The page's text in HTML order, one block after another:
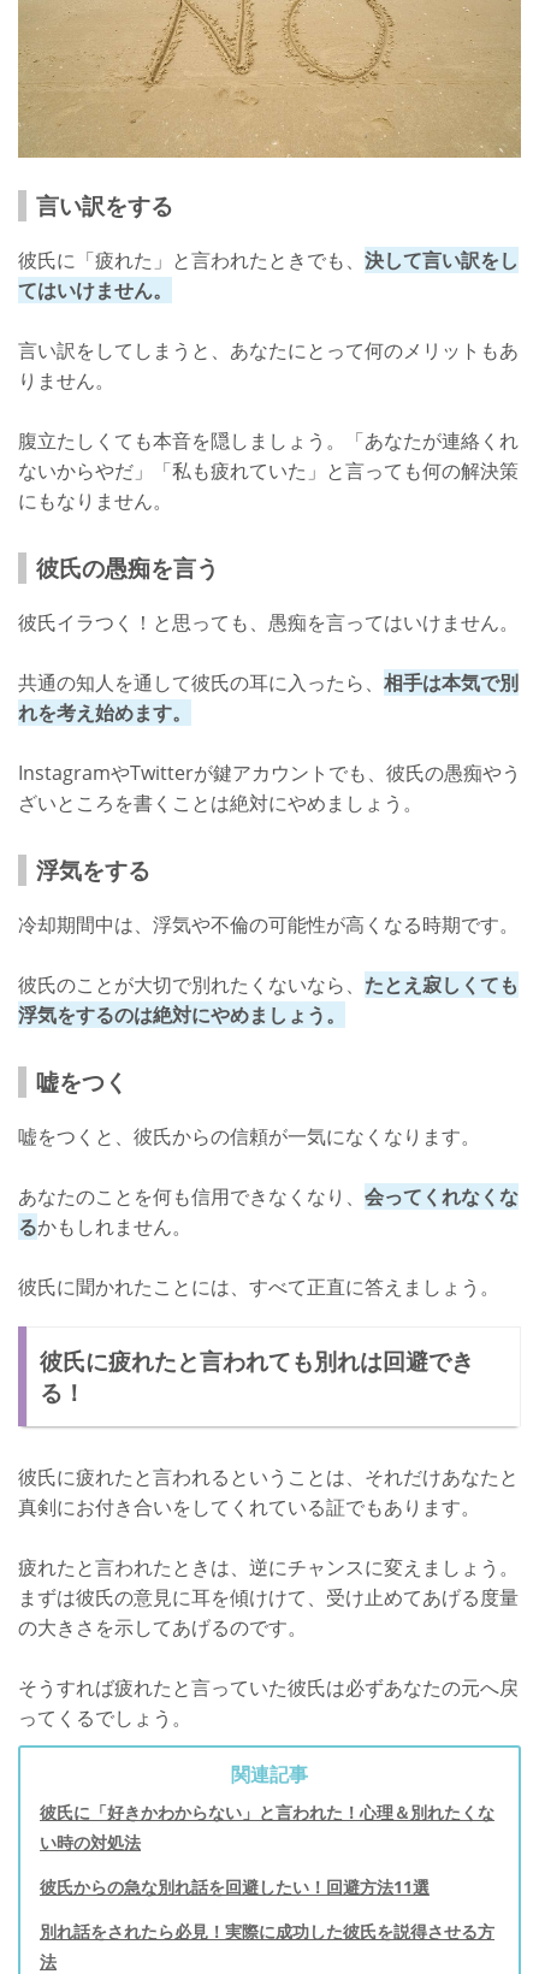
言い訳をする
彼氏に「疲れた」と言われたときでも、 決して言い訳をし
てはいけません。
言い訳をしてしまうと、あなたにとって何のメリットもあ
りません。
腹立たしくても本音を隠しましょう。「あなたが連絡くれ
ないからやだ」「私も疲れていた」と言っても何の解決策
にもなりません。
彼氏の愚痴を言う
彼氏イラつく！と思っても、愚痴を言ってはいけません。
共通の知人を通して彼氏の耳に入ったら、 相手は本気で別
れを考え始めます。
InstagramやTwitterが鍵アカウントでも、彼氏の愚痴やう
ざいところを書くことは絶対にやめましょう。
浮気をする
冷却期間中は、浮気や不倫の可能性が高くなる時期です。
彼氏のことが大切で別れたくないなら、 たとえ寂しくても
浮気をするのは絶対にやめましょう。
嘘をつく
嘘をつくと、彼氏からの信頼が一気になくなります。
あなたのことを何も信用できなくなり、 会ってくれなくな
るかもしれません。
彼氏に聞かれたことには、すべて正直に答えましょう。
彼氏に疲れたと言われても別れは回避でき
る！
彼氏に疲れたと言われるということは、それだけあなたと
真剣にお付き合いをしてくれている証でもあります。
疲れたと言われたときは、逆にチャンスに変えましょう。
まずは彼氏の意見に耳を傾けけて、受け止めてあげる度量
の大きさを示してあげるのです。
そうすれば疲れたと言っていた彼氏は必ずあなたの元へ戻
ってくるでしょう。
関連記事
彼氏に「好きかわからない」と言われた！心理＆別れたくな
い時の対処法
彼氏からの急な別れ話を回避したい！回避方法11選
別れ話をされたら必見！実際に成功した彼氏を説得させる方
法